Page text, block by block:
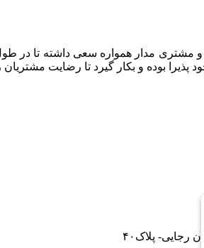
و مشتری مدار همواره سعی داشته تا در
پذیرا بوده و بکار گیرد تا رضایت
رجایی- پلاک۴۰